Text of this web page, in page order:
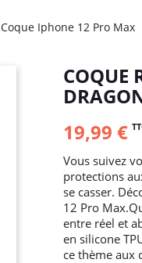
Coque Iphone 12 Pro Max
COQUE
19,99 €
Vous suivez
protections
se casser.
12 Pro
entre réel et
en silicone
ce thème aux